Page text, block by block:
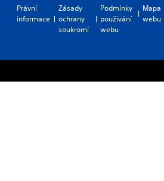
Právní
informace
Zásady
ochrany
soukromí
Podmínky
používání
webu
Mapa
webu